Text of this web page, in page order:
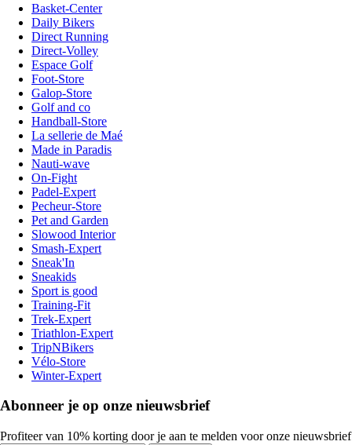
Basket-Center
Daily Bikers
Direct Running
Direct-Volley
Espace Golf
Foot-Store
Galop-Store
Golf and co
Handball-Store
La sellerie de Maé
Made in Paradis
Nauti-wave
On-Fight
Padel-Expert
Pecheur-Store
Pet and Garden
Slowood Interior
Smash-Expert
Sneak'In
Sneakids
Sport is good
Training-Fit
Trek-Expert
Triathlon-Expert
TripNBikers
Vélo-Store
Winter-Expert
Abonneer je op onze nieuwsbrief
Profiteer van 10% korting door je aan te melden voor onze nieuwsbrief